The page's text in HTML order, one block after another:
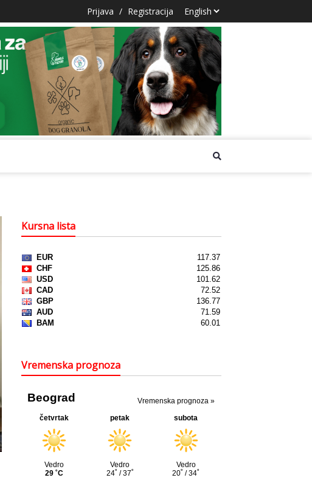
Prijava / Registracija
Kursna lista
Vremenska prognoza